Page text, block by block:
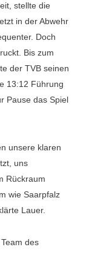
stellte die
in der Abwehr
Doch
Bis zum
der TVB seinen
13:12 Führung
Pause das Spiel
unsere klaren
uns
Rückraum
wie Saarpfalz
Lauer.
des